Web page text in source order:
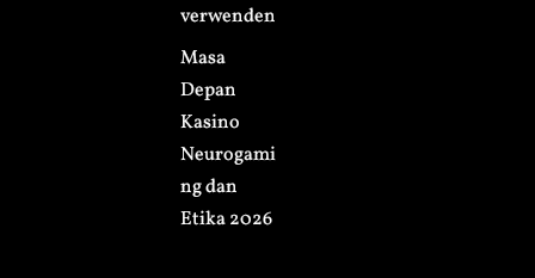
verwenden
Masa
Depan
Kasino
Neurogami
ng dan
Etika 2026